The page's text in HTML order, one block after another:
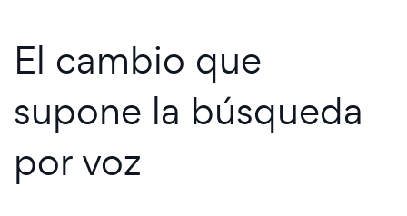
El cambio que
supone la búsqueda
por voz